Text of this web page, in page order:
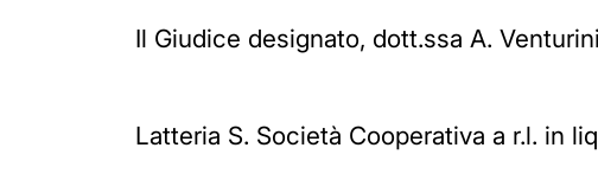
Il Giudice designato, dott.ssa A.
Latteria S. Società Cooperativa a r.l. in